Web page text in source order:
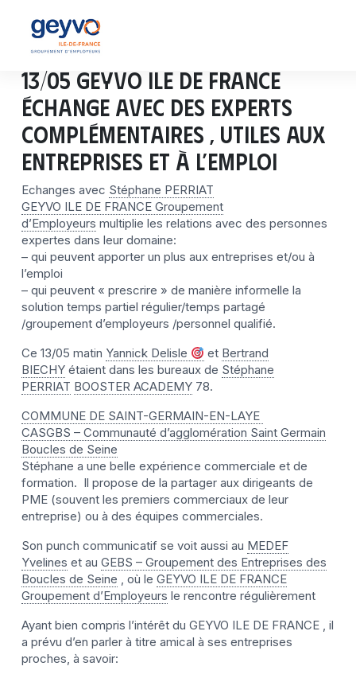
13/05 GEYVO ILE DE FRANCE
échange avec des experts
complémentaires , utiles aux
entreprises et à l’emploi
Echanges avec Stéphane PERRIAT
GEYVO ILE DE FRANCE Groupement
d’Employeurs multiplie les relations avec des personnes
expertes dans leur domaine:
– qui peuvent apporter un plus aux entreprises et/ou à
l’emploi
– qui peuvent « prescrire » de manière informelle la
solution temps partiel régulier/temps partagé
/groupement d’employeurs /personnel qualifié.
Ce 13/05 matin Yannick Delisle et Bertrand
BIECHY étaient dans les bureaux de Stéphane
PERRIAT BOOSTER ACADEMY 78.
COMMUNE DE SAINT-GERMAIN-EN-LAYE
CASGBS – Communauté d’agglomération Saint Germain
Boucles de Seine
Stéphane a une belle expérience commerciale et de
formation. Il propose de la partager aux dirigeants de
PME (souvent les premiers commerciaux de leur
entreprise) ou à des équipes commerciales.
Son punch communicatif se voit aussi au MEDEF
Yvelines et au GEBS – Groupement des Entreprises des
Boucles de Seine , où le GEYVO ILE DE FRANCE
Groupement d’Employeurs le rencontre régulièrement
Ayant bien compris l’intérêt du GEYVO ILE DE FRANCE , il
a prévu d’en parler à titre amical à ses entreprises
proches, à savoir: